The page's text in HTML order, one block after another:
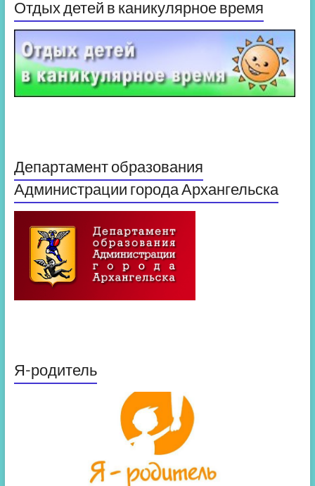
Отдых детей в каникулярное время
Департамент образования
Администрации города Архангельска
Я-родитель